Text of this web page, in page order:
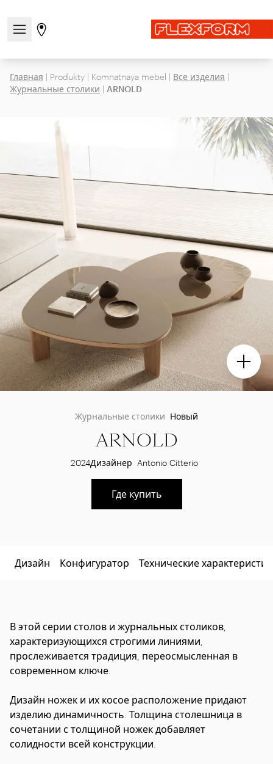
Открыть/закрыть меню навигации
Перейти на страницу магазинов
Главная | Produkty | Komnatnaya mebel | Все изделия |
Журнальные столики | ARNOLD
Журнальные столики Новый
ARNOLD
2024Дизайнер Antonio Citterio
Где купить
Дизайн Конфигуратор Технические
В этой серии столов и журнальных столиков,
характеризующихся строгими линиями,
прослеживается традиция, переосмысленная в
современном ключе.
Дизайн ножек и их косое расположение придают
изделию динамичность. Толщина столешница в
сочетании с толщиной ножек добавляет
солидности всей конструкции.